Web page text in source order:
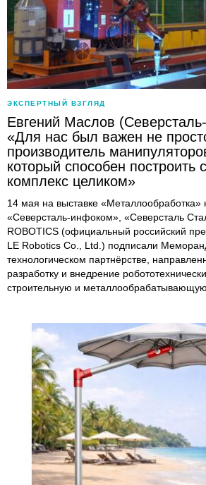
ЭКСПЕРТНЫЙ ВЗГЛЯД
Евгений Маслов
«Для нас был важен не
производитель
который способен построить
комплекс целиком»
14 мая на выставке «Металлообработка»
«Северсталь-инфоком», «Северсталь
ROBOTICS (официальный российский
LE Robotics Co., Ltd.) подписали
технологическом партнёрстве,
разработку и внедрение
строительную и металлообрабатывающую